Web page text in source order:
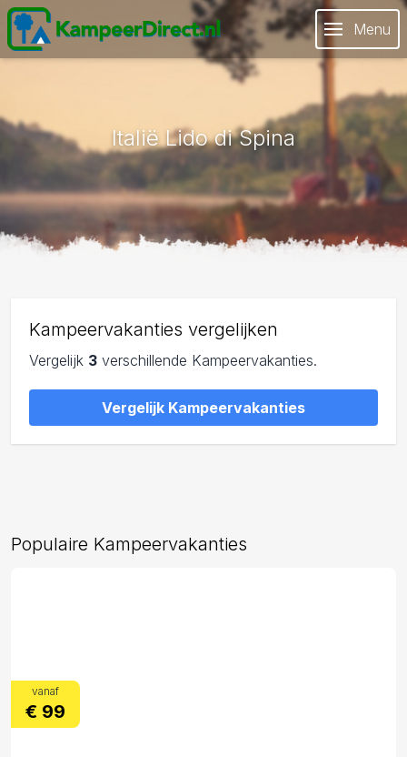
Menu
Italië Lido di Spina
Kampeervakanties vergelijken
Vergelijk 3 verschillende Kampeervakanties.
Vergelijk Kampeervakanties
Populaire Kampeervakanties
vanaf
€ 99